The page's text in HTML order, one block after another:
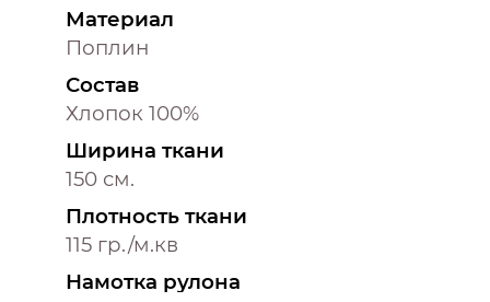
Материал
Поплин
Состав
Хлопок 100%
Ширина ткани
150 см.
Плотность ткани
115 гр./м.кв
Намотка рулона